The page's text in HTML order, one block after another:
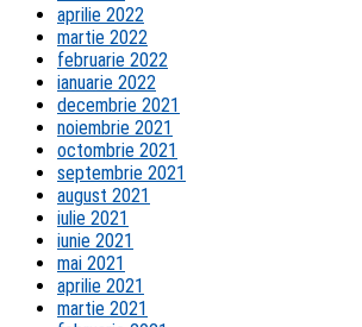
aprilie 2022
martie 2022
februarie 2022
ianuarie 2022
decembrie 2021
noiembrie 2021
octombrie 2021
septembrie 2021
august 2021
iulie 2021
iunie 2021
mai 2021
aprilie 2021
martie 2021